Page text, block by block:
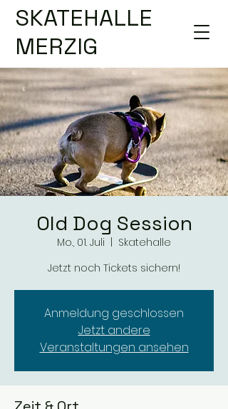
SKATEHALLE
MERZIG
Old Dog Session
Mo., 01. Juli
Skatehalle
Jetzt noch Tickets sichern!
Anmeldung geschlossen
Jetzt andere
Veranstaltungen ansehen